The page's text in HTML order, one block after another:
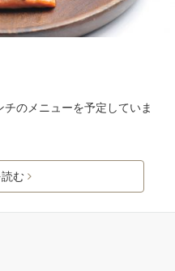
のメニューを予定していま
む